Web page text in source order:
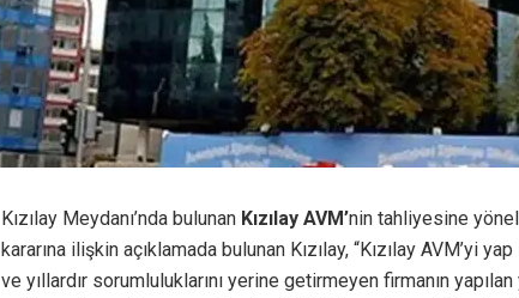
Kızılay Meydanı’nda bulunan Kızılay AVM’nin tahliyesine
kararına ilişkin açıklamada bulunan Kızılay, “Kızılay AVM’yi
ve yıllardır sorumluluklarını yerine getirmeyen firmanın